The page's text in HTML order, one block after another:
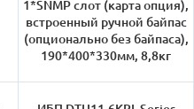
1*SNMP слот (карта опция),
встроенный ручной байпас
(опционально без байпаса),
190*400*330мм, 8,8кг